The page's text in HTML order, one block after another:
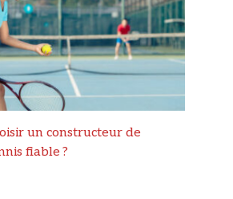
un constructeur de
fiable ?